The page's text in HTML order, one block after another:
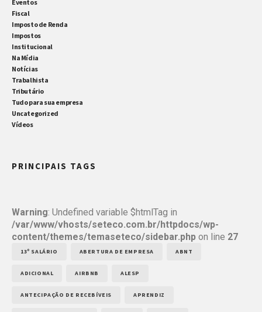
Eventos
Fiscal
Imposto de Renda
Impostos
Institucional
Na Mídia
Notícias
Trabalhista
Tributário
Tudo para sua empresa
Uncategorized
Vídeos
PRINCIPAIS TAGS
Warning: Undefined variable $htmlTag in
/var/www/vhosts/seteco.com.br/httpdocs/wp-
content/themes/temaseteco/sidebar.php on line 27
13º SALÁRIO ABERTURA DE EMPRESA ABNT
ADICIONAL AIRBNB ALESP
ANTECIPAÇÃO DE RECEBÍVEIS APRENDIZ